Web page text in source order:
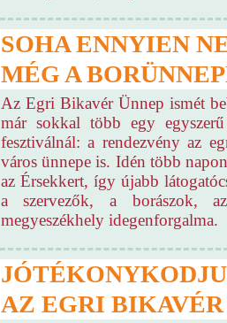
SOHA ENNYIEN
MÉG A
Az Egri Bikavér Ünnep ismét
már sokkal több egy egyszerű
fesztiválnál: a rendezvény az
város ünnepe is. Idén több
az Érsekkert, így újabb
a szervezők, a borászok,
megyeszékhely idegenforgalma.
AZ EGRI